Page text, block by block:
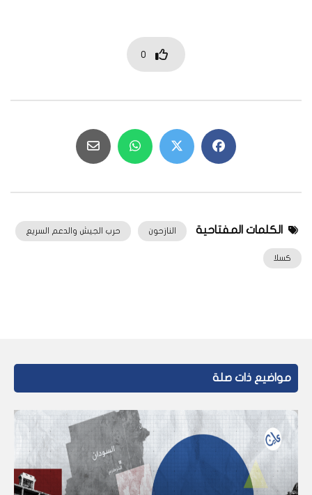
0
الكلمات المفتاحية النازحون حرب الجيش والدعم السريع
كسلا
مواضيع ذات صلة